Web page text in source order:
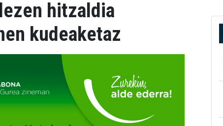
hitzaldia
kudeaketaz